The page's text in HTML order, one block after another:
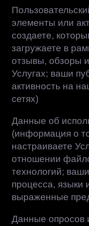
элементы или
создаете,
загружаете в
отзывы, обзоры
Услугах; ваши
активность на
сетях)
Данные об
(информация о
настраиваете
отношении
технологий;
процесса, языки
выраженные
Данные опросов